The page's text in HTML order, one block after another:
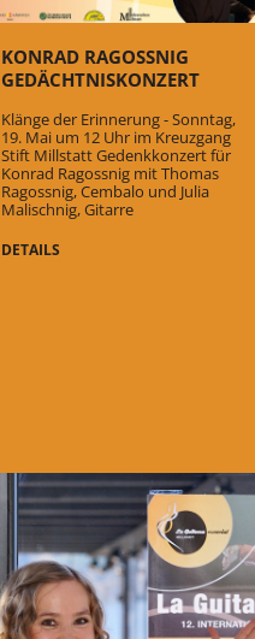
KONRAD RAGOSSNIG
GEDÄCHTNISKONZERT
Klänge der Erinnerung - Sonntag,
19. Mai um 12 Uhr im Kreuzgang
Stift Millstatt Gedenkkonzert für
Konrad Ragossnig mit Thomas
Ragossnig, Cembalo und Julia
Malischnig, Gitarre
DETAILS